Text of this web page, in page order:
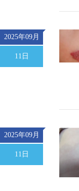
2025年09月
11日
2025年09月
11日